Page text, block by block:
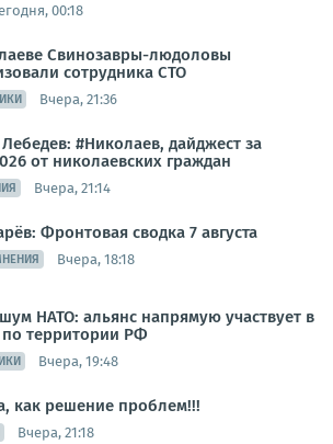
00:18
Свинозавры-людоловы
сотрудника СТО
Вчера, 21:36
#Николаев, дайджест за
от николаевских граждан
Вчера, 21:14
Фронтовая сводка 7 августа
Вчера, 18:18
НАТО: альянс напрямую участвует в
по территории РФ
Вчера, 19:48
как решение проблем!!!
Вчера, 21:18